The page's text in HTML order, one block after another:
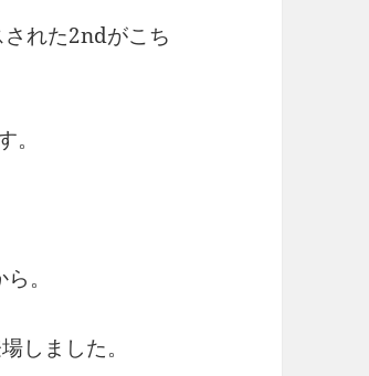
れた2ndがこち
。
しました。